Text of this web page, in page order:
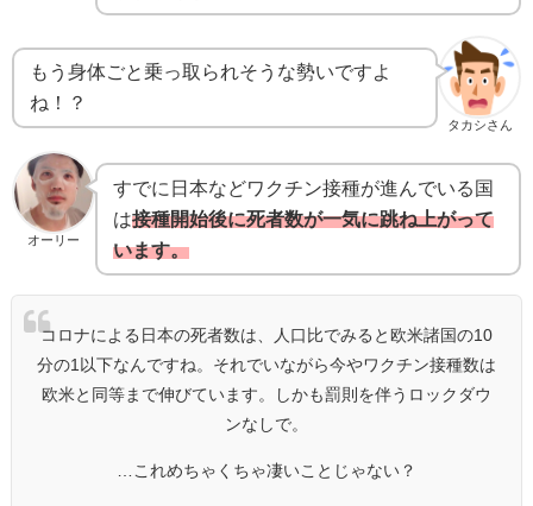
タカシさん
もう身体ごと乗っ取られそうな勢いですよ
ね！？
オーリー
すでに日本などワクチン接種が進んでいる国
は接種開始後に死者数が一気に跳ね上がって
います。
コロナによる日本の死者数は、人口比でみると欧米諸国の10
分の1以下なんですね。それでいながら今やワクチン接種数は
欧米と同等まで伸びています。しかも罰則を伴うロックダウ
ンなしで。
…これめちゃくちゃ凄いことじゃない？